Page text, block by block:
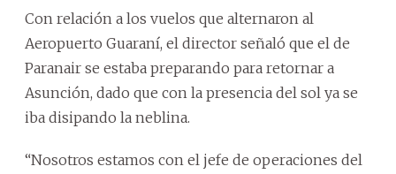
Con relación a los vuelos que alternaron al
Aeropuerto Guaraní, el director señaló que el de
Paranair se estaba preparando para retornar a
Asunción, dado que con la presencia del sol ya se
iba disipando la neblina.
“Nosotros estamos con el jefe de operaciones del